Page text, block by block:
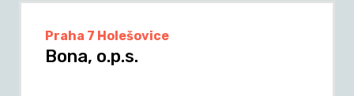
Praha 7 Holešovice
Bona, o.p.s.